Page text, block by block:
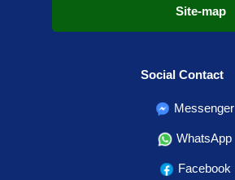
Site-map
Social Contact
Messenger
WhatsApp
Facebook